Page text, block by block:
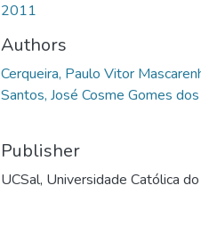
2011
Authors
Cerqueira, Paulo Vitor
Santos, José Cosme Gomes
Publisher
UCSal, Universidade Católica